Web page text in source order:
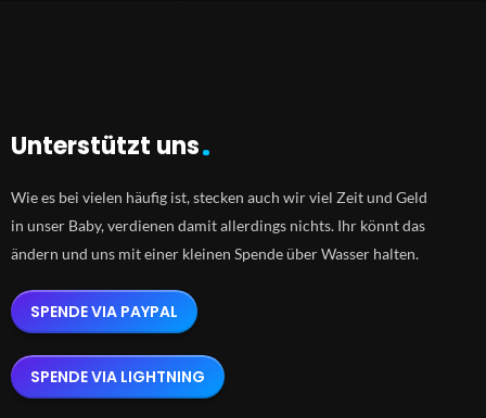
Unterstützt uns
Wie es bei vielen häufig ist, stecken auch wir viel Zeit und Geld
in unser Baby, verdienen damit allerdings nichts. Ihr könnt das
ändern und uns mit einer kleinen Spende über Wasser halten.
SPENDE VIA PAYPAL
SPENDE VIA LIGHTNING